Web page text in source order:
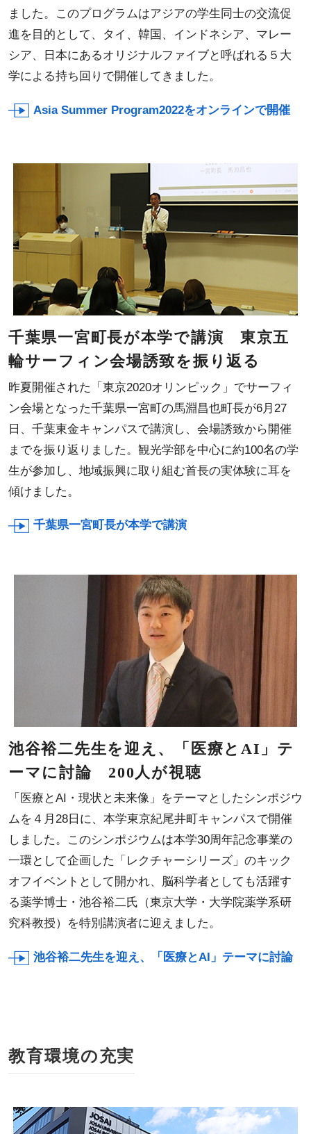
ました。このプログラムはアジアの学生同士の交流促
進を目的として、タイ、韓国、インドネシア、マレー
シア、日本にあるオリジナルファイブと呼ばれる５大
学による持ち回りで開催してきました。
Asia Summer Program2022をオンラインで開催
千葉県一宮町長が本学で講演 東京五
輪サーフィン会場誘致を振り返る
昨夏開催された「東京2020オリンピック」でサーフィ
ン会場となった千葉県一宮町の馬淵昌也町長が6月27
日、千葉東金キャンパスで講演し、会場誘致から開催
までを振り返りました。観光学部を中心に約100名の学
生が参加し、地域振興に取り組む首長の実体験に耳を
傾けました。
千葉県一宮町長が本学で講演
池谷裕二先生を迎え、「医療とAI」テ
ーマに討論 200人が視聴
「医療とAI・現状と未来像」をテーマとしたシンポジウ
ムを４月28日に、本学東京紀尾井町キャンパスで開催
しました。このシンポジウムは本学30周年記念事業の
一環として企画した「レクチャーシリーズ」のキック
オフイベントとして開かれ、脳科学者としても活躍す
る薬学博士・池谷裕二氏（東京大学・大学院薬学系研
究科教授）を特別講演者に迎えました。
池谷裕二先生を迎え、「医療とAI」テーマに討論
教育環境の充実